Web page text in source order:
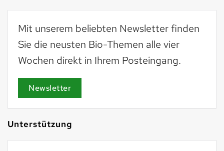
Mit unserem beliebten Newsletter finden
Sie die neusten Bio-Themen alle vier
Wochen direkt in Ihrem Posteingang.
Newsletter
Unterstützung